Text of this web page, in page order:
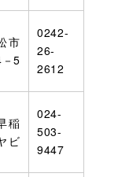
市
5
0242-
26-
2612
稲
ビ
024-
503-
9447